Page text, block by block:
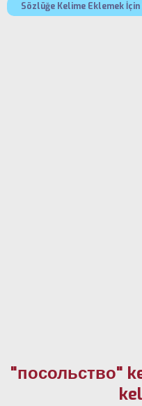
Sözlüğe Kelime Eklemek İçin
"посольство"